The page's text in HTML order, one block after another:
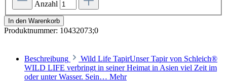
Anzahl
In den Warenkorb
Produktnummer: 10432073;0
Beschreibung
Wild Life TapirUnser Tapir von Schleich®
WILD LIFE verbringt in seiner Heimat in Asien viel Zeit im
oder unter Wasser. Sein… Mehr